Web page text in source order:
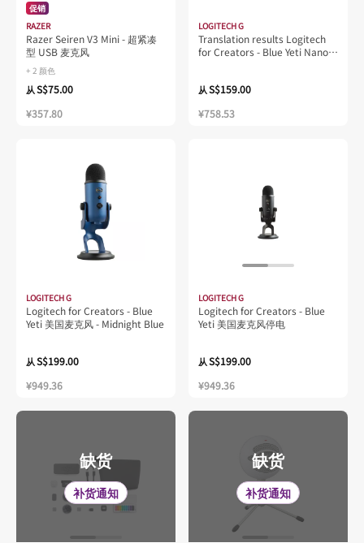
促销
RAZER
Razer Seiren V3 Mini - 超紧凑
型 USB 麦克风
+ 2 颜色
从S$75.00
¥357.80
LOGITECH G
Translation results Logitech
for Creators - Blue Yeti Nano
从S$159.00
¥758.53
LOGITECH G
Logitech for Creators - Blue
Yeti 美国麦克风 - Midnight Blue
从S$199.00
¥949.36
LOGITECH G
Logitech for Creators - Blue
Yeti 美国麦克风停电
从S$199.00
¥949.36
缺货
补货通知
缺货
补货通知